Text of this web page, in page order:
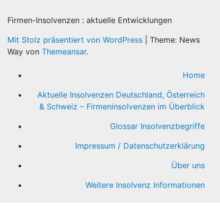
Firmen-Insolvenzen : aktuelle Entwicklungen
Mit Stolz präsentiert von WordPress
Theme: News
Way von Themeansar.
Home
Aktuelle Insolvenzen Deutschland, Österreich
& Schweiz – Firmeninsolvenzen im Überblick
Glossar Insolvenzbegriffe
Impressum / Datenschutzerklärung
Über uns
Weitere Insolvenz Informationen